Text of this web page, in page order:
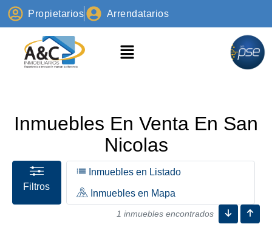
Propietarios Arrendatarios
Inmuebles En Venta En San
Nicolas
Filtros
Inmuebles en Listado
Inmuebles en Mapa
1 inmuebles encontrados